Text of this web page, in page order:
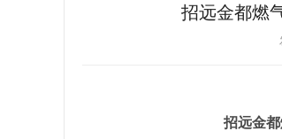
招远金都燃
招远金